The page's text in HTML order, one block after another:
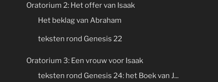
Oratorium 2: Het offer van Isaak
Het beklag van Abraham
teksten rond Genesis 22
Oratorium 3: Een vrouw voor Isaak
teksten rond Genesis 24: het Boek van J...